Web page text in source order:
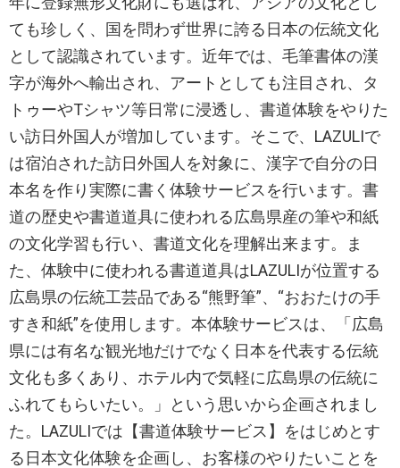
ても珍しく、国を問わず世界に誇る日本の伝統文化
として認識されています。近年では、毛筆書体の漢
字が海外へ輸出され、アートとしても注目され、タ
トゥーやTシャツ等日常に浸透し、書道体験をやりた
い訪日外国人が増加しています。そこで、LAZULIで
は宿泊された訪日外国人を対象に、漢字で自分の日
本名を作り実際に書く体験サービスを行います。書
道の歴史や書道道具に使われる広島県産の筆や和紙
の文化学習も行い、書道文化を理解出来ます。ま
た、体験中に使われる書道道具はLAZULIが位置する
広島県の伝統工芸品である“熊野筆”、“おおたけの手
すき和紙”を使用します。本体験サービスは、「広島
県には有名な観光地だけでなく日本を代表する伝統
文化も多くあり、ホテル内で気軽に広島県の伝統に
ふれてもらいたい。」という思いから企画されまし
た。LAZULIでは【書道体験サービス】をはじめとす
る日本文化体験を企画し、お客様のやりたいことを